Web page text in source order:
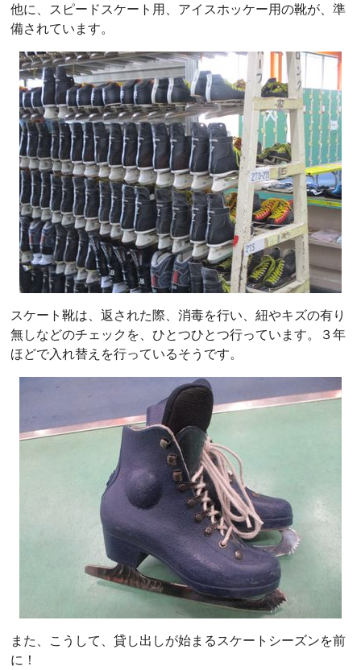
他に、スピードスケート用、アイスホッケー用の靴が、準
備されています。
スケート靴は、返された際、消毒を行い、紐やキズの有り
無しなどのチェックを、ひとつひとつ行っています。３年
ほどで入れ替えを行っているそうです。
また、こうして、貸し出しが始まるスケートシーズンを前
に！